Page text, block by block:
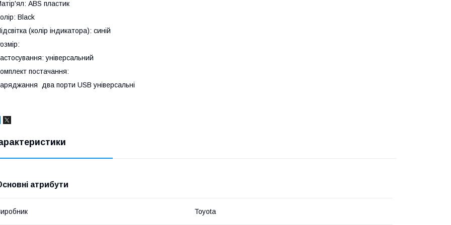
ABS пластик
Black
(колір індикатора): синій
універсальний
постачання:
два порти USB універсальні
атрибути
Toyota